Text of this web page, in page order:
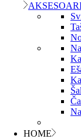
HOME